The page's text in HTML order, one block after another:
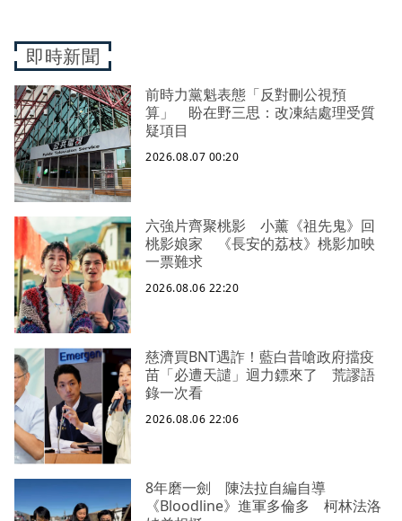
即時新聞
前時力黨魁表態「反對刪公視預
算」 盼在野三思：改凍結處理受質
疑項目
2026.08.07 00:20
六強片齊聚桃影 小薰《祖先鬼》回
桃影娘家 《長安的荔枝》桃影加映
一票難求
2026.08.06 22:20
慈濟買BNT遇詐！藍白昔嗆政府擋疫
苗「必遭天譴」迴力鏢來了 荒謬語
錄一次看
2026.08.06 22:06
8年磨一劍 陳法拉自編自導
《Bloodline》進軍多倫多 柯林法洛